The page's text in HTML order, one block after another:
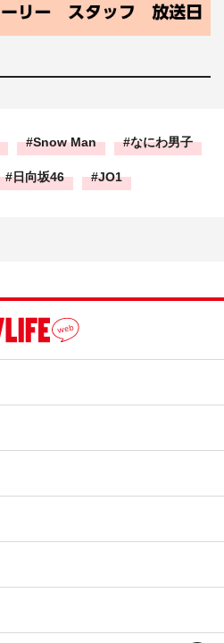
Snow Man なにわ男子
日向坂46 JO1